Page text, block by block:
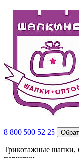
8 800 500 52 25
Трикотажные шапки,